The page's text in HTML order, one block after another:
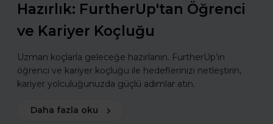
Hazırlık: FurtherUp'tan Öğrenci
ve Kariyer Koçluğu
Uzman koçlarla geleceğe hazırlanın. FurtherUp’ın
öğrenci ve kariyer koçluğu ile hedeflerinizi netleştirin,
kariyer yolculuğunuzda güçlü adımlar atın.
Daha fazla oku